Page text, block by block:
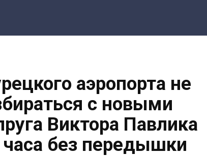
аэропорта не
с новыми
Виктора Павлика
без передышки